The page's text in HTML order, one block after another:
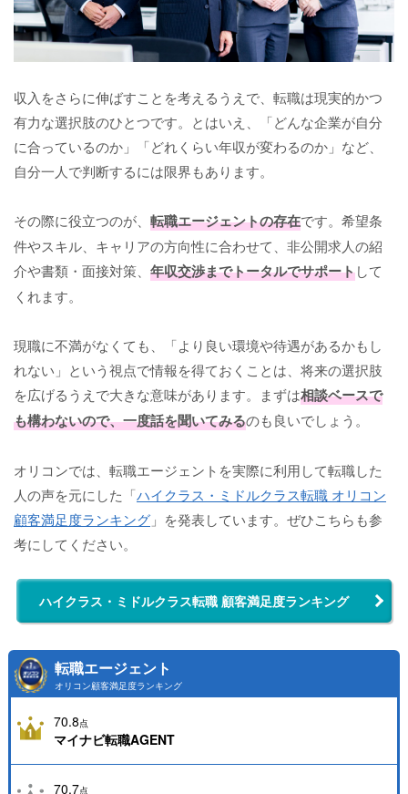
収入をさらに伸ばすことを考えるうえで、転職は現実的かつ
有力な選択肢のひとつです。とはいえ、「どんな企業が自分
に合っているのか」「どれくらい年収が変わるのか」など、
自分一人で判断するには限界もあります。
その際に役立つのが、 転職エージェントの存在です。希望条
件やスキル、キャリアの方向性に合わせて、非公開求人の紹
介や書類・面接対策、 年収交渉までトータルでサポートして
くれます。
現職に不満がなくても、「より良い環境や待遇があるかもし
れない」という視点で情報を得ておくことは、将来の選択肢
を広げるうえで大きな意味があります。まずは相談ベースで
も構わないので、一度話を聞いてみるのも良いでしょう。
オリコンでは、転職エージェントを実際に利用して転職した
人の声を元にした「ハイクラス・ミドルクラス転職 オリコン
顧客満足度ランキング 」を発表しています。ぜひこちらも参
考にしてください。
ハイクラス・ミドルクラス転職 顧客満足度ランキング
転職エージェント
オリコン顧客満足度ランキング
70.8点
マイナビ転職AGENT
70.7点